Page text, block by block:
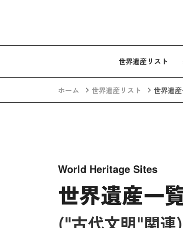
世界遺産リスト
ホーム 世界遺産リスト 世界遺
World Heritage Sites
世界遺産一
("古代文明"関連)